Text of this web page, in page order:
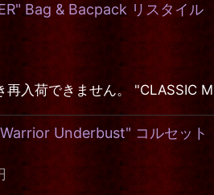
Bag & Bacpack リスタイ
再入荷できません。 "CLASSIC
Underbust" コルセット